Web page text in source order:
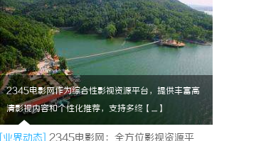
2345电影网作为综合性影视资源平台，提供丰富高
清影视内容和个性化推荐，支持多终【....】
[业界动态] 2345电影网：全方位影视资源平